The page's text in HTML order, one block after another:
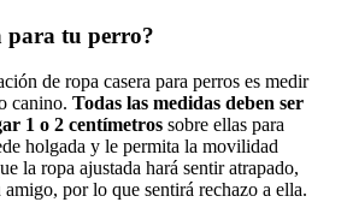
para tu perro?
de ropa casera para perros es medir
canino. Todas las medidas deben ser
1 o 2 centímetros sobre ellas para
holgada y le permita la movilidad
la ropa ajustada hará sentir atrapado,
por lo que sentirá rechazo a ella.